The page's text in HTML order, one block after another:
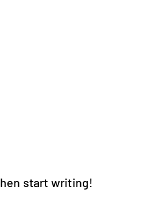
start writing!